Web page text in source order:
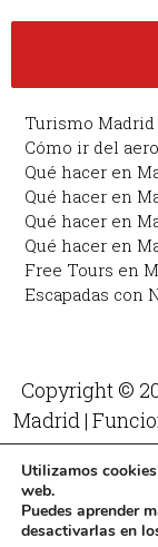
Turismo Madrid
Cómo ir del
Qué hacer en
Qué hacer en
Qué hacer en
Qué hacer en
Free Tours en
Escapadas con
Copyright ©
Madrid |
Utilizamos
web.
Puedes aprender
desactivarlas en